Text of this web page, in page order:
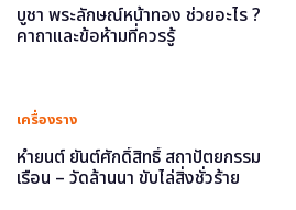
บูชา พระลักษณ์หน้าทอง ช่วยอะไร ?
คาถาและข้อห้ามที่ควรรู้
เครื่องราง
หำยนต์ ยันต์ศักดิ์สิทธิ์ สถาปัตยกรรม
เรือน – วัดล้านนา ขับไล่สิ่งชั่วร้าย